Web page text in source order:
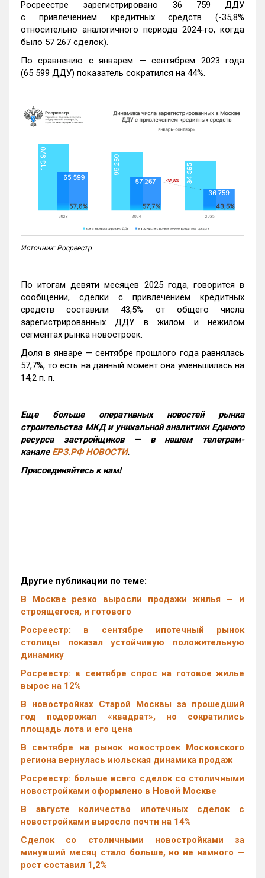
Росреестре зарегистрировано 36 759 ДДУ
с привлечением кредитных средств (-35,8%
относительно аналогичного периода 2024-го, когда
было 57 267 сделок).
По сравнению с январем — сентябрем 2023 года
(65 599 ДДУ) показатель сократился на 44%.
Источник: Росреестр
По итогам девяти месяцев 2025 года, говорится в
сообщении, сделки с привлечением кредитных
средств составили 43,5% от общего числа
зарегистрированных ДДУ в жилом и нежилом
сегментах рынка новостроек.
Доля в январе — сентябре прошлого года равнялась
57,7%, то есть на данный момент она уменьшилась на
14,2 п. п.
Еще больше оперативных новостей рынка
строительства МКД и уникальной аналитики Единого
ресурса застройщиков — в нашем телеграм-
канале ЕРЗ.РФ НОВОСТИ.
Присоединяйтесь к нам!
Другие публикации по теме:
В Москве резко выросли продажи жилья — и
строящегося, и готового
Росреестр: в сентябре ипотечный рынок
столицы показал устойчивую положительную
динамику
Росреестр: в сентябре спрос на готовое жилье
вырос на 12%
В новостройках Старой Москвы за прошедший
год подорожал «квадрат», но сократились
площадь лота и его цена
В сентябре на рынок новостроек Московского
региона вернулась июльская динамика продаж
Росреестр: больше всего сделок со столичными
новостройками оформлено в Новой Москве
В августе количество ипотечных сделок с
новостройками выросло почти на 14%
Cделок со столичными новостройками за
минувший месяц стало больше, но не намного —
рост составил 1,2%